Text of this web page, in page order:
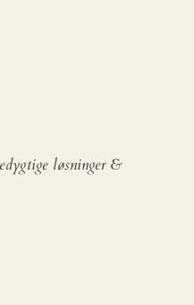
løsninger &